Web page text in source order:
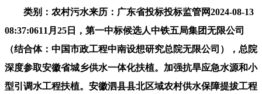
类别：农村污水来历：广东省投标投标监管网2024-08-13
08:37:0611月25日，第一中标候选人中铁五局集团无限公司
（结合体：中国市政工程中南设想研究总院无限公司），总院
深度参取安徽省城乡供水一体化扶植。加强抗旱应急水源和小
型引调水工程扶植。安徽泗县县北区域农村供水保障提拔工程